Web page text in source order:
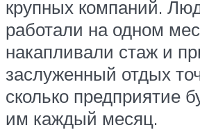
крупных компаний.
работали на одном
накапливали стаж и
заслуженный отдых
сколько предприятие
им каждый месяц.